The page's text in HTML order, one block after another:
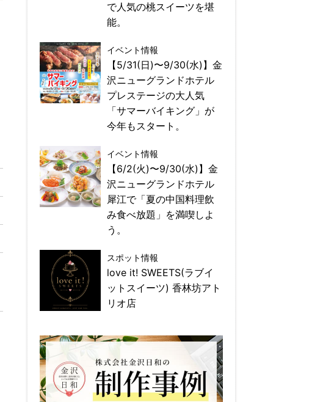
で人気の桃スイーツを堪
能。
イベント情報
【5/31(日)〜9/30(水)】金
沢ニューグランドホテル
プレステージの大人気
「サマーバイキング」が
今年もスタート。
イベント情報
【6/2(火)〜9/30(水)】金
沢ニューグランドホテル
犀江で「夏の中国料理飲
み食べ放題」を満喫しよ
う。
スポット情報
love it! SWEETS(ラブイ
ットスイーツ) 香林坊アト
リオ店